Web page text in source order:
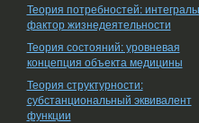
Теория потребностей:
фактор жизнедеятельности
Теория состояний: уровневая
концепция объекта медицины
Теория структурности:
субстанциональный эквивалент
функции